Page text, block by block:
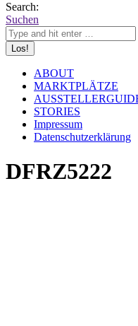
Search:
Suchen
ABOUT
MARKTPLÄTZE
STORIES
Impressum
Datenschutzerklärung
DFRZ5222